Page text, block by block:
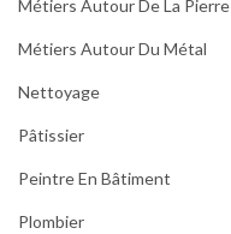
Métiers Autour De La Pierre
Métiers Autour Du Métal
Nettoyage
Pâtissier
Peintre En Bâtiment
Plombier